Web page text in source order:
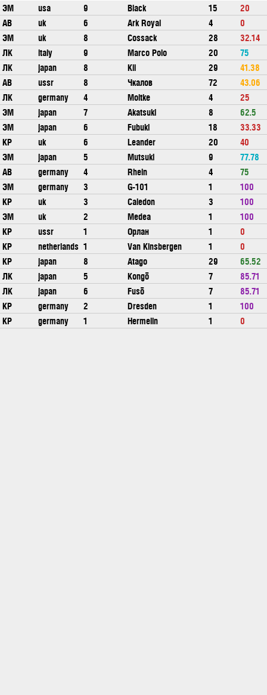
ЭМ usa 9 Black 15
20
АВ
uk 6 Ark Royal 4
0
ЭМ
uk 8 Cossack 28
32.14
ЛК
italy 9 Marco Polo 20
75
ЛК
japan 8 Kii 29
41.38
АВ
ussr 8 Чкалов 72
43.06
ЛК
germany 4 Moltke 4
25
ЭМ
japan 7 Akatsuki 8
62.5
ЭМ
japan 6 Fubuki 18
33.33
КР
uk 6 Leander 20
40
ЭМ
japan 5 Mutsuki 9
77.78
АВ
germany 4 Rhein 4
75
ЭМ
germany 3 G-101 1
100
КР
uk 3 Caledon 3
100
ЭМ
uk 2 Medea 1
100
КР
ussr 1 Орлан 1
0
КР
netherlands 1 Van Kinsbergen 1
0
КР
japan 8 Atago 29
65.52
ЛК
japan 5 Kongō 7
85.71
ЛК
japan 6 Fusō 7
85.71
КР
germany 2 Dresden 1
100
КР
germany 1 Hermelin 1 0